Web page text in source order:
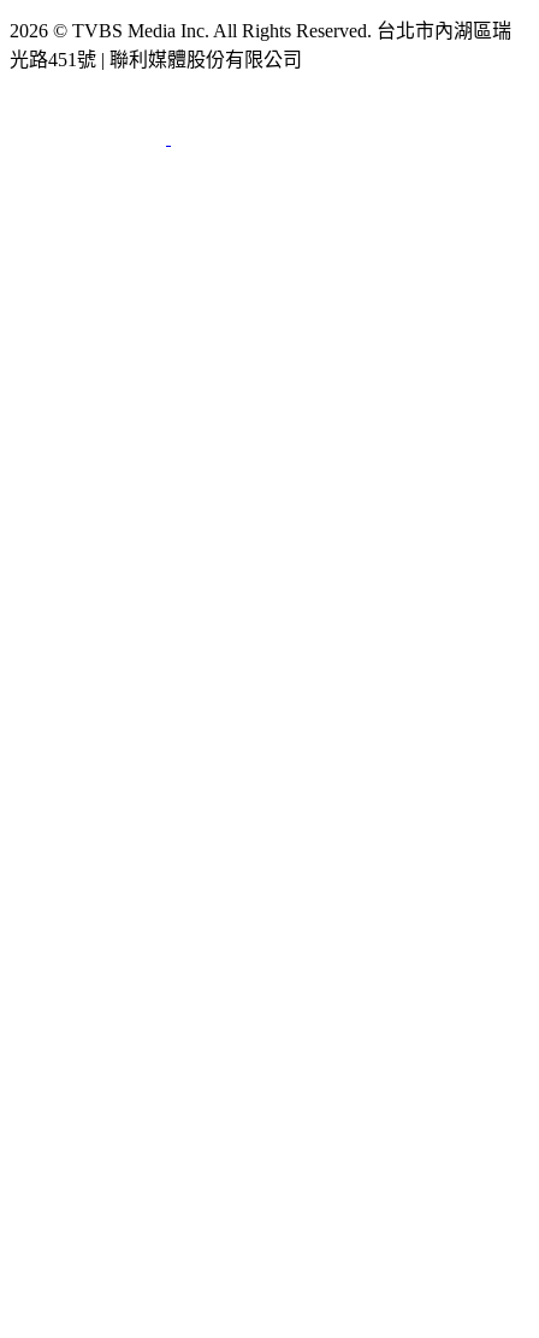
2026 © TVBS Media Inc. All Rights Reserved. 台北市內湖區瑞
光路451號 | 聯利媒體股份有限公司